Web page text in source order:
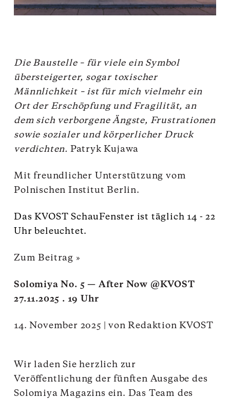
Die Baustelle – für viele ein Symbol
übersteigerter, sogar toxischer
Männlichkeit – ist für mich vielmehr ein
Ort der Erschöpfung und Fragilität, an
dem sich verborgene Ängste, Frustrationen
sowie sozialer und körperlicher Druck
verdichten. Patryk Kujawa
Mit freundlicher Unterstützung vom
Polnischen Institut Berlin.
Das KVOST SchauFenster ist täglich 14 - 22
Uhr beleuchtet.
Zum Beitrag »
Solomiya No. 5 — After Now @KVOST
27.11.2025 . 19 Uhr
14. November 2025 |von Redaktion KVOST
Wir laden Sie herzlich zur
Veröffentlichung der fünften Ausgabe des
Solomiya Magazins ein. Das Team des